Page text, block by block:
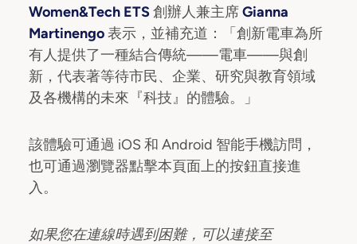
Women&Tech ETS創辦人兼主席Gianna
Martinengo表示，並補充道：「創新電車為所
有人提供了一種結合傳統——電車——與創
新，代表著等待市民、企業、研究與教育領域
及各機構的未來『科技』的體驗。」
該體驗可通過 iOS 和 Android 智能手機訪問，
也可通過瀏覽器點擊本頁面上的按鈕直接進
入。
如果您在連線時遇到困難，可以連接至